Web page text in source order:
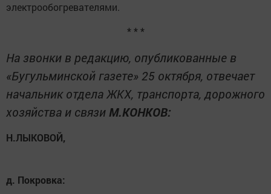
электрообогревателями.
* * *
На звонки в редакцию, опубликованные в
«Бугульминской газете» 25 октября, отвечает
начальник отдела ЖКХ, транспорта, дорожного
хозяйства и связиМ.КОНКОВ:
Н.ЛЫКОВОЙ,
д. Покровка: